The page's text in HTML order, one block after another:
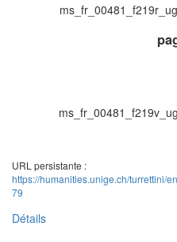
URL persistante :
https://humanities.unige.ch/turrettini/
79
Détails